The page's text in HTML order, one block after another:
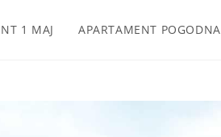
1 MAJ APARTAMENT POGODNA